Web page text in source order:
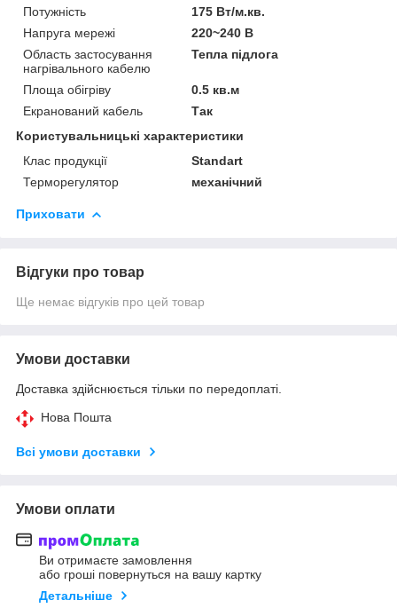
Потужність
175 Вт/м.кв.
Напруга мережі
220~240 В
Область застосування
нагрівального кабелю
Тепла підлога
Площа обігріву
0.5 кв.м
Екранований кабель
Так
Користувальницькі характеристики
Клас продукції
Standart
Терморегулятор
механічний
Приховати
Відгуки про товар
Ще немає відгуків про цей товар
Умови доставки
Доставка здійснюється тільки по передоплаті.
Нова Пошта
Всі умови доставки
Умови оплати
Ви отримаєте замовлення
або гроші повернуться на вашу картку
Детальніше